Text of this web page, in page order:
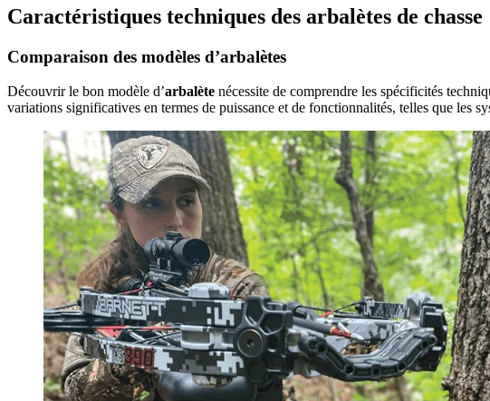
Caractéristiques techniques des arbalètes de chasse
Comparaison des modèles d’arbalètes
Découvrir le bon modèle d’arbalète nécessite de comprendre les spécificités
variations significatives en termes de puissance et de fonctionnalités, telles que les